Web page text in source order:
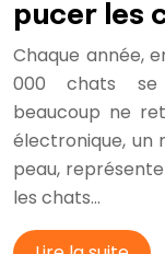
pucer les
Chaque année,
000 chats se
beaucoup ne
électronique, un
peau,
les chats…